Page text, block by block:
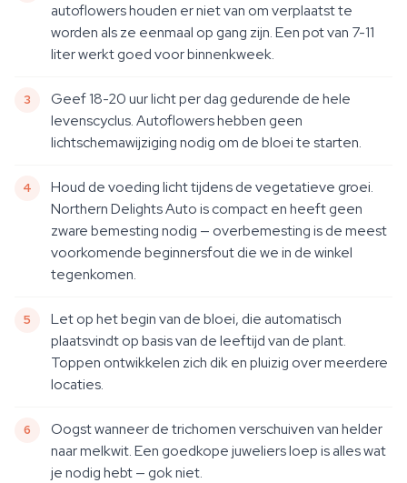
autoflowers houden er niet van om verplaatst te
worden als ze eenmaal op gang zijn. Een pot van 7-11
liter werkt goed voor binnenkweek.
Geef 18-20 uur licht per dag gedurende de hele
levenscyclus. Autoflowers hebben geen
lichtschemawijziging nodig om de bloei te starten.
Houd de voeding licht tijdens de vegetatieve groei.
Northern Delights Auto is compact en heeft geen
zware bemesting nodig — overbemesting is de meest
voorkomende beginnersfout die we in de winkel
tegenkomen.
Let op het begin van de bloei, die automatisch
plaatsvindt op basis van de leeftijd van de plant.
Toppen ontwikkelen zich dik en pluizig over meerdere
locaties.
Oogst wanneer de trichomen verschuiven van helder
naar melkwit. Een goedkope juweliers loep is alles wat
je nodig hebt — gok niet.